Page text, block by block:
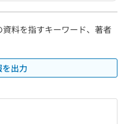
料を指すキーワード、著者
出力